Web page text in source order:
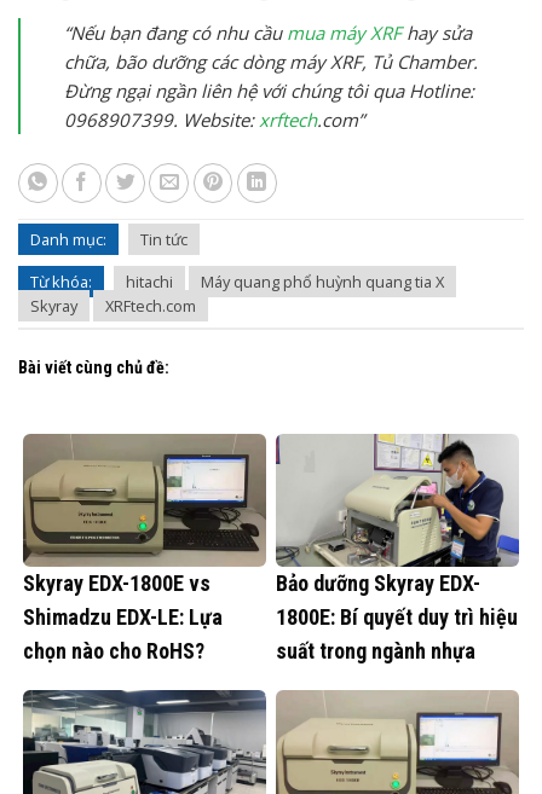
“Nếu bạn đang có nhu cầu mua máy XRFhay sửa
chữa, bão dưỡng các dòng máy XRF, Tủ Chamber.
Đừng ngại ngần liên hệ với chúng tôi qua Hotline:
0968907399. Website: xrftech.com”
Danh mục:
Tin tức
Từ khóa:
hitachi
Máy quang phổ huỳnh quang tia X
Skyray
XRFtech.com
Bài viết cùng chủ đề:
Skyray EDX-1800E vs
Shimadzu EDX-LE: Lựa
chọn nào cho RoHS?
Bảo dưỡng Skyray EDX-
1800E: Bí quyết duy trì hiệu
suất trong ngành nhựa